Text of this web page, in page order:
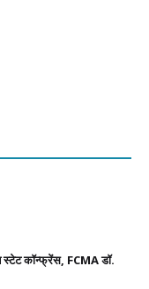
कॉन्फ्रेंस, FCMA डॉ.